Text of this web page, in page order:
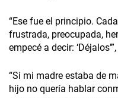
“Ese fue el principio.
frustrada, preocupada,
empecé a decir:
“Si mi madre estaba de
hijo no quería hablar